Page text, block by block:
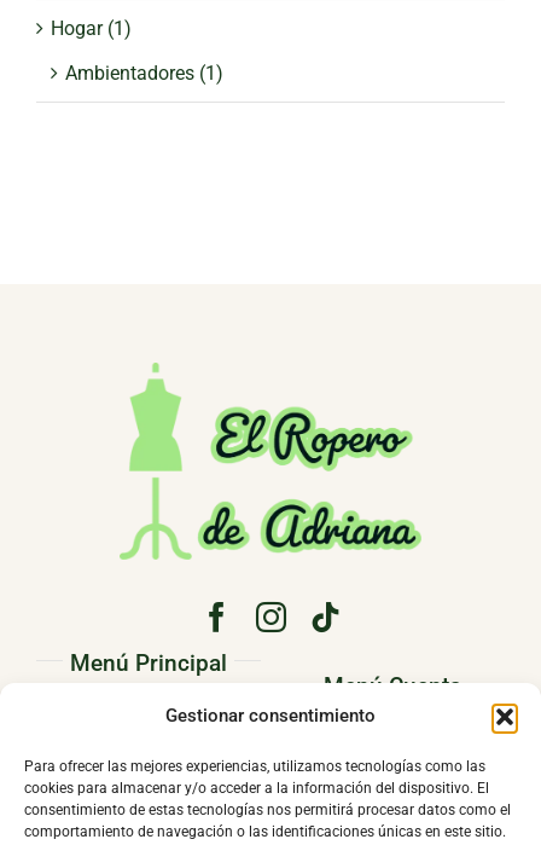
Gestionar consentimiento
Para ofrecer las mejores experiencias, utilizamos tecnologías como las
cookies para almacenar y/o acceder a la información del dispositivo. El
consentimiento de estas tecnologías nos permitirá procesar datos como el
comportamiento de navegación o las identificaciones únicas en este sitio.
Hogar (1)
Ambientadores (1)
Menú Principal
PRINCIPAL
CONÓCENOS
TIENDA
Menú Cuenta
Direcciones
Mi cuenta